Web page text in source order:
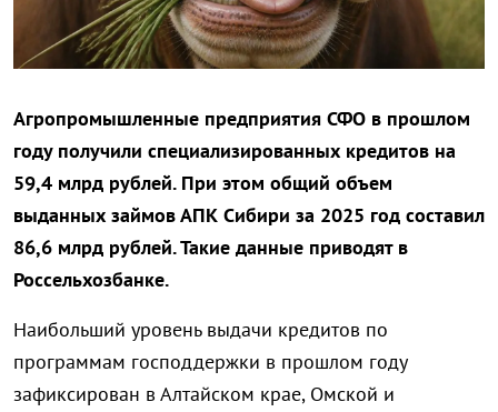
Агропромышленные предприятия СФО в прошлом
году получили специализированных кредитов на
59,4 млрд рублей. При этом общий объем
выданных займов АПК Сибири за 2025 год составил
86,6 млрд рублей. Такие данные приводят в
Россельхозбанке.
Наибольший уровень выдачи кредитов по
программам господдержки в прошлом году
зафиксирован в Алтайском крае, Омской и